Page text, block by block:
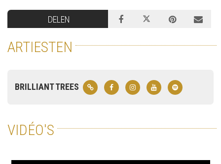
DELEN
ARTIESTEN
BRILLIANT TREES
VIDÉO'S